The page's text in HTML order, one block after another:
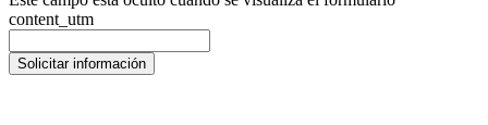
content_utm